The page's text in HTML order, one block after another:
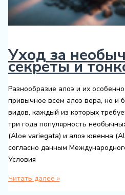
Уход за
секреты и
Разнообразие алоэ и их
привычное всем алоэ вера, но и
видов, каждый из которых
три года популярность
(Aloe variegata) и алоэ ювенна
согласно данным
Условия
Уход
Читать далее »